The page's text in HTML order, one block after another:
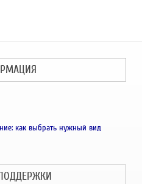
как выбрать нужный вид